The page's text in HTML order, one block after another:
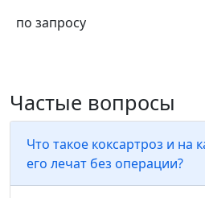
по запросу
Частые вопросы
Что такое коксартроз и на
его лечат без операции?